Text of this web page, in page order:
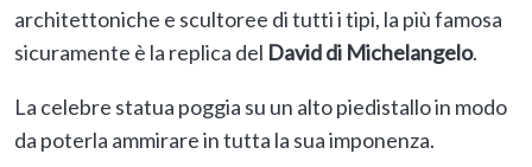
architettoniche e scultoree di tutti i tipi, la più famosa
sicuramente è la replica del David di Michelangelo.
La celebre statua poggia su un alto piedistallo in modo
da poterla ammirare in tutta la sua imponenza.